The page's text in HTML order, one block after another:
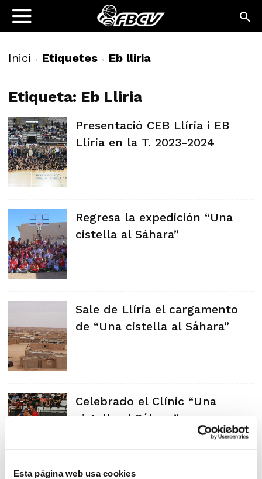
Esta página web usa cookies
Inici Etiquetes Eb lliria
Etiqueta: Eb Lliria
Presentació CEB Llíria i EB
Llíria en la T. 2023-2024
Regresa la expedición “Una
cistella al Sáhara”
Sale de Llíria el cargamento
de “Una cistella al Sáhara”
Celebrado el Clínic “Una
cistella al Sáhara”